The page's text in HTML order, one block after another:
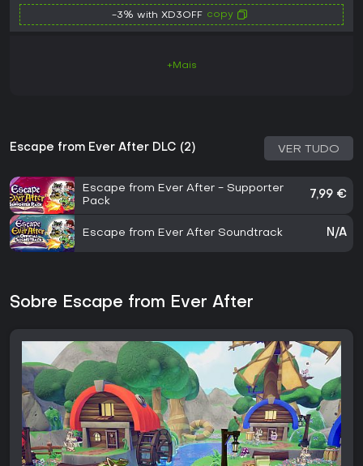
-3% with XD3OFF copy
+Mais
Escape from Ever After DLC (2) VER TUDO
Escape from Ever After - Supporter
Pack
7,99 €
Escape from Ever After Soundtrack N/A
Sobre Escape from Ever After